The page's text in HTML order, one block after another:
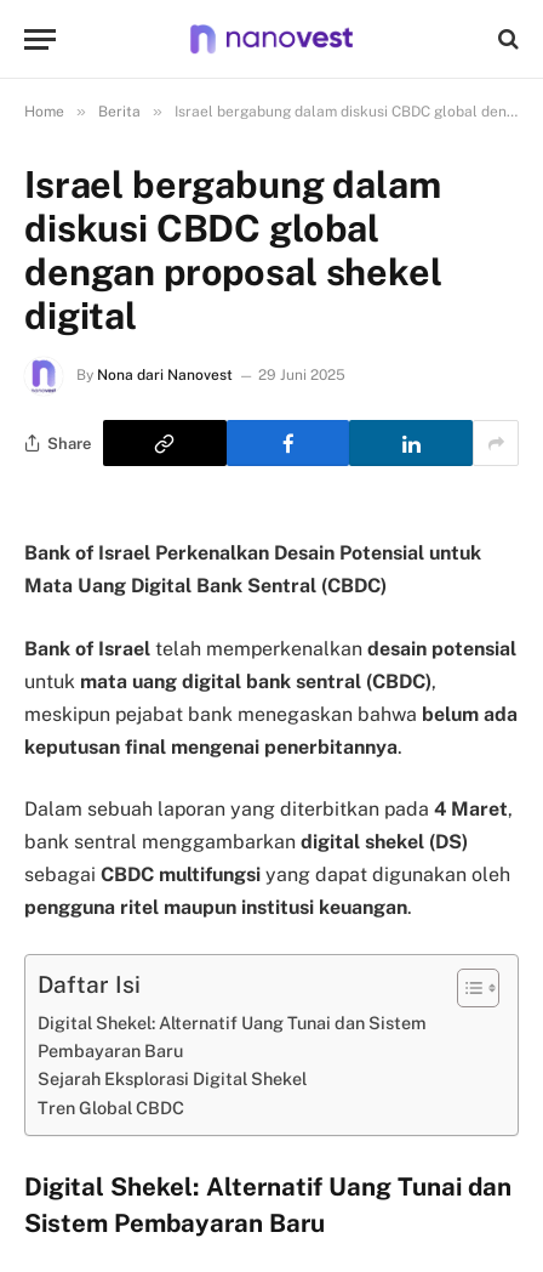
Home » Berita » Israel bergabung dalam diskusi CBDC global dengan proposal shekel digital
Israel bergabung dalam
diskusi CBDC global
dengan proposal shekel
digital
By Nona dari Nanovest 29 Juni 2025
Share
Bank of Israel Perkenalkan Desain Potensial untuk
Mata Uang Digital Bank Sentral (CBDC)
Bank of Israel telah memperkenalkan desain potensial
untuk mata uang digital bank sentral (CBDC),
meskipun pejabat bank menegaskan bahwa belum ada
keputusan final mengenai penerbitannya.
Dalam sebuah laporan yang diterbitkan pada 4 Maret,
bank sentral menggambarkan digital shekel (DS)
sebagai CBDC multifungsi yang dapat digunakan oleh
pengguna ritel maupun institusi keuangan.
Daftar Isi
Digital Shekel: Alternatif Uang Tunai dan Sistem
Pembayaran Baru
Sejarah Eksplorasi Digital Shekel
Tren Global CBDC
Digital Shekel: Alternatif Uang Tunai dan
Sistem Pembayaran Baru